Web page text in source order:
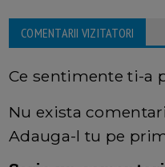
COMENTARII VIZITATORI
Ce sentimente ti-a
Nu exista
Adauga-l tu pe